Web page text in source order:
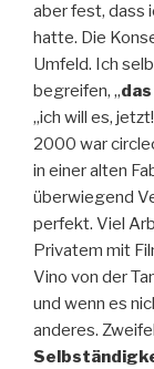
aber fest, dass
hatte. Die
Umfeld. Ich
begreifen, „
„ich will es,
2000 war
in einer alten
überwiegend
perfekt. Viel
Privatem mit
Vino von der
und wenn es
anderes.